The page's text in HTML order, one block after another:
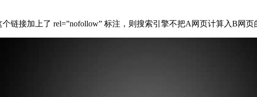
接加上了 rel=”nofollow” 标注，则搜索引擎不把A网页计算入B网页